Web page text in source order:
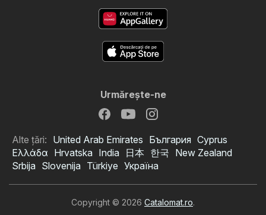
Urmăreşte-ne
Alte țări: United Arab Emirates България Cyprus
Ελλάδα Hrvatska India 日本 한국 New Zealand
Srbija Slovenija Türkiye Україна
Copyright © 2026 Catalomat.ro.